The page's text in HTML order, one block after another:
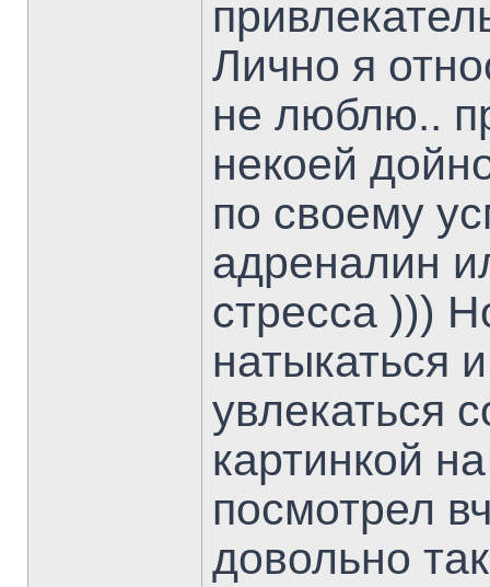
Лично я
не люблю..
некоей
по своему
адреналин
стресса )))
натыкаться
увлекаться
картинкой
посмотрел
довольно